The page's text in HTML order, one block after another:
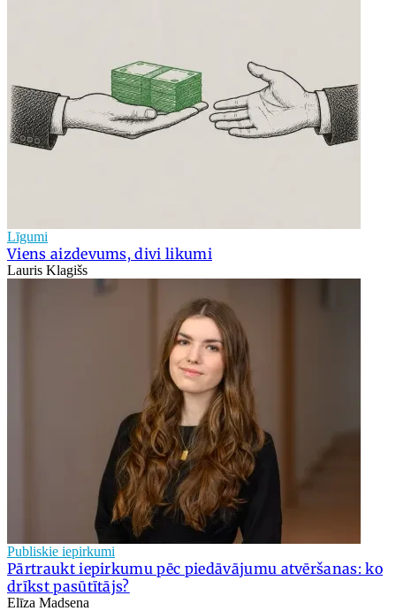
Līgumi
Viens aizdevums, divi likumi
Lauris Klagišs
Publiskie iepirkumi
Pārtraukt iepirkumu pēc piedāvājumu atvēršanas: ko
drīkst pasūtītājs?
Elīza Madsena